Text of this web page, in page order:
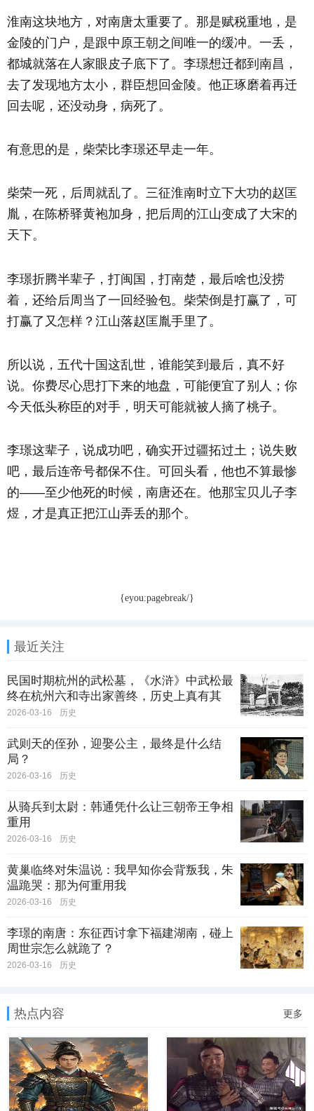
淮南这块地方，对南唐太重要了。那是赋税重地，是
金陵的门户，是跟中原王朝之间唯一的缓冲。一丢，
都城就落在人家眼皮子底下了。李璟想迁都到南昌，
去了发现地方太小，群臣想回金陵。他正琢磨着再迁
回去呢，还没动身，病死了。
有意思的是，柴荣比李璟还早走一年。
柴荣一死，后周就乱了。三征淮南时立下大功的赵匡
胤，在陈桥驿黄袍加身，把后周的江山变成了大宋的
天下。
李璟折腾半辈子，打闽国，打南楚，最后啥也没捞
着，还给后周当了一回经验包。柴荣倒是打赢了，可
打赢了又怎样？江山落赵匡胤手里了。
所以说，五代十国这乱世，谁能笑到最后，真不好
说。你费尽心思打下来的地盘，可能便宜了别人；你
今天低头称臣的对手，明天可能就被人摘了桃子。
李璟这辈子，说成功吧，确实开过疆拓过土；说失败
吧，最后连帝号都保不住。可回头看，他也不算最惨
的——至少他死的时候，南唐还在。他那宝贝儿子李
煜，才是真正把江山弄丢的那个。
{eyou:pagebreak/}
最近关注
民国时期杭州的武松墓，《水浒》中武松最
终在杭州六和寺出家善终，历史上真有其
人？
2026-03-16 历史
武则天的侄孙，迎娶公主，最终是什么结
局？
2026-03-16 历史
从骑兵到太尉：韩通凭什么让三朝帝王争相
重用
2026-03-16 历史
黄巢临终对朱温说：我早知你会背叛我，朱
温跪哭：那为何重用我
2026-03-16 历史
李璟的南唐：东征西讨拿下福建湖南，碰上
周世宗怎么就跪了？
2026-03-16 历史
热点内容 更多